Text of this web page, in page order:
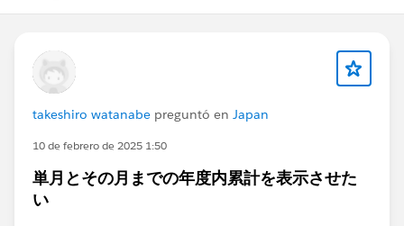
takeshiro watanabe preguntó en Japan
10 de febrero de 2025 1:50
単月とその月までの年度内累計を表示させた
い